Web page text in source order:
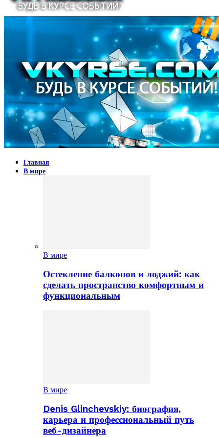
Главная
В мире
В мире
Остекление балконов и лоджий: как
сделать пространство комфортным и
функциональным
В мире
Denis Glinchevskiy: биография,
карьера и профессиональный путь
веб-дизайнера